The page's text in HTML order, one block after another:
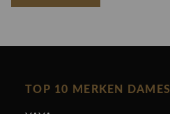
TOP 10 MERKEN DAMES